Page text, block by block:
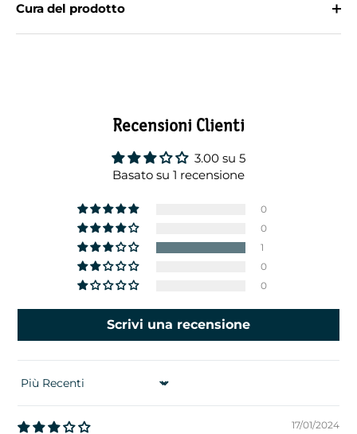
Cura del prodotto
Recensioni Clienti
3.00 su 5
Basato su 1 recensione
0
0
1
0
0
Scrivi una recensione
SORT BY
17/01/2024